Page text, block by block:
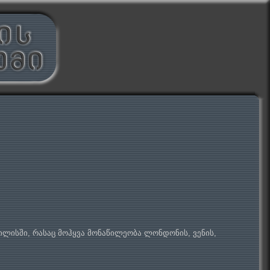
რასაც მოჰყვა მონაწილეობა ლონდონის, ვენის,